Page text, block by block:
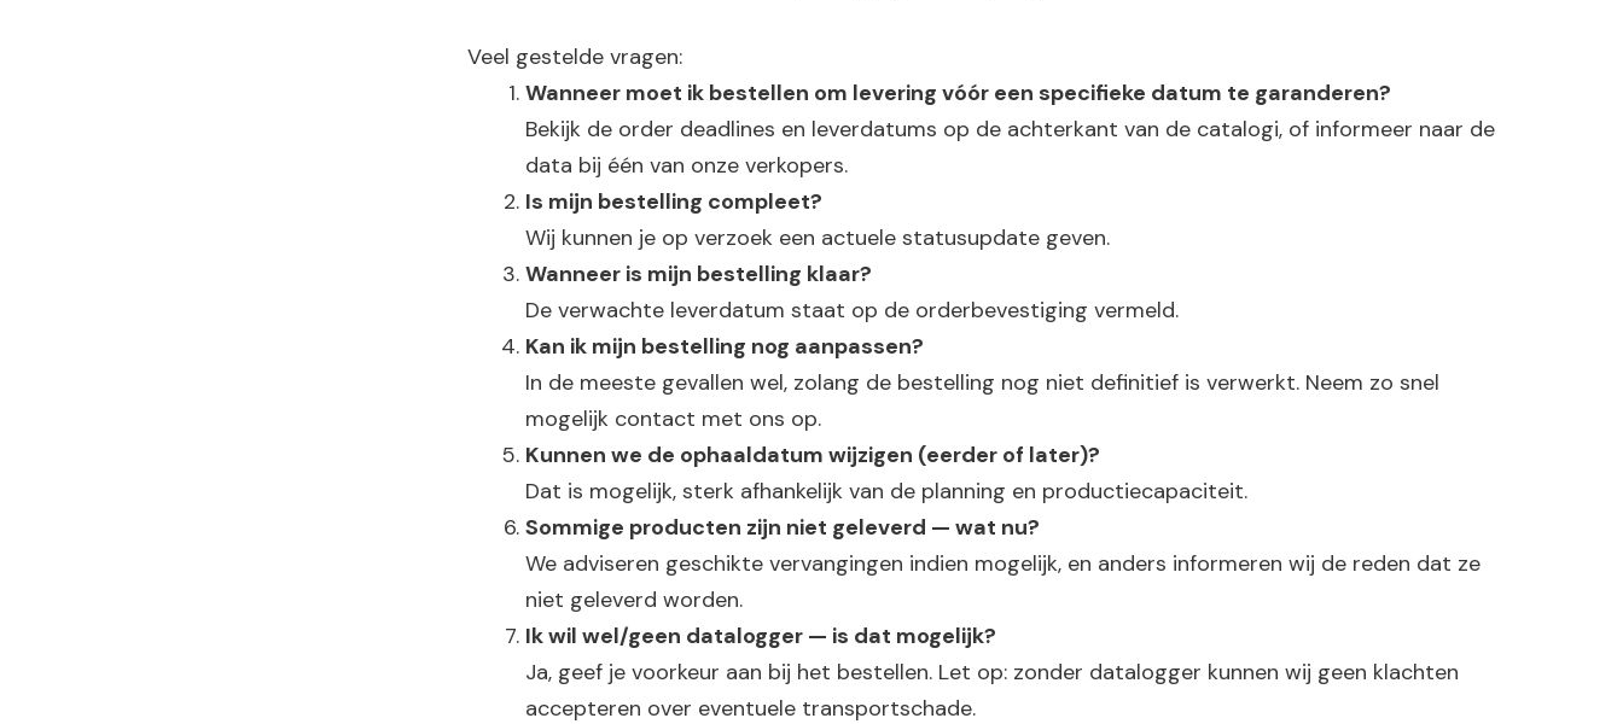
Veel gestelde vragen:
Wanneer moet ik bestellen om levering vóór een specifieke datum te garanderen?
Bekijk de order deadlines en leverdatums op de achterkant van de catalogi, of informeer naar de
data bij één van onze verkopers.
Is mijn bestelling compleet?
Wij kunnen je op verzoek een actuele statusupdate geven.
Wanneer is mijn bestelling klaar?
De verwachte leverdatum staat op de orderbevestiging vermeld.
Kan ik mijn bestelling nog aanpassen?
In de meeste gevallen wel, zolang de bestelling nog niet definitief is verwerkt. Neem zo snel
mogelijk contact met ons op.
Kunnen we de ophaaldatum wijzigen (eerder of later)?
Dat is mogelijk, sterk afhankelijk van de planning en productiecapaciteit.
Sommige producten zijn niet geleverd — wat nu?
We adviseren geschikte vervangingen indien mogelijk, en anders informeren wij de reden dat ze
niet geleverd worden.
Ik wil wel/geen datalogger — is dat mogelijk?
Ja, geef je voorkeur aan bij het bestellen. Let op: zonder datalogger kunnen wij geen klachten
accepteren over eventuele transportschade.